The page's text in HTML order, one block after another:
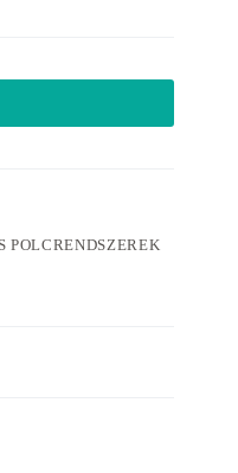
POLCRENDSZEREK